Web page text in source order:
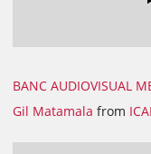
BANC AUDIOVISUAL
Gil Matamala from